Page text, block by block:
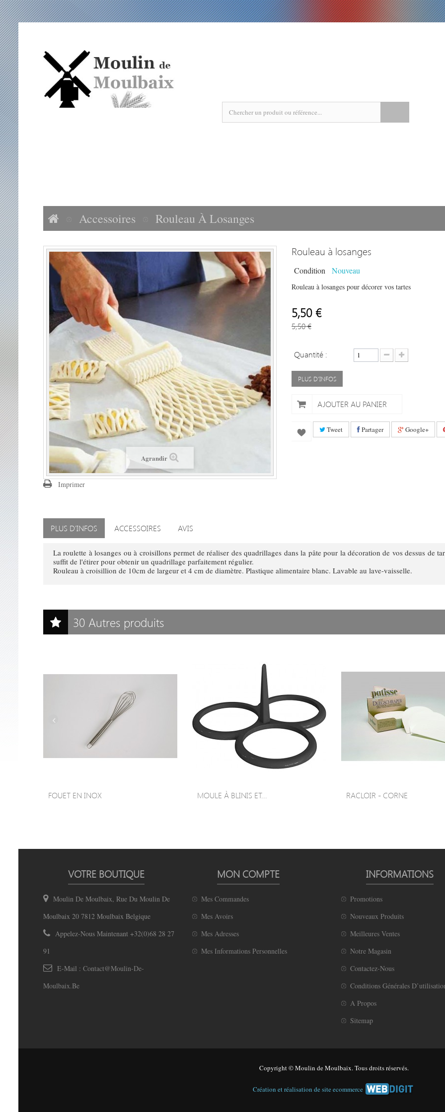
Accessoires Rouleau À Losanges
Agrandir
Imprimer
Rouleau à losanges
Condition Nouveau
Rouleau à losanges pour décorer vos tartes
5,50 €
5,50 €
Quantité :
PLUS D'INFOS
AJOUTER AU PANIER
Tweet Partager Google+
PLUS D'INFOS ACCESSOIRES AVIS
La roulette à losanges ou à croisillons permet de réaliser des quadrillages dans la pâte pour la décoration de vos dessus de
suffit de l'étirer pour obtenir un quadrillage parfaitement régulier.
Rouleau à croisillion de 10cm de largeur et 4 cm de diamètre. Plastique alimentaire blanc. Lavable au lave-vaisselle.
30 Autres produits
FOUET EN INOX MOULE À BLINIS ET... RACLOIR - CORNE
VOTRE BOUTIQUE
Moulin De Moulbaix, Rue Du Moulin De
Moulbaix 20 7812 Moulbaix Belgique
Appelez-Nous Maintenant +32(0)68 28 27
91
E-Mail : Contact@moulin-De-
Moulbaix.be
MON COMPTE
Mes Commandes
Mes Avoirs
Mes Adresses
Mes Informations Personnelles
INFORMATIONS
Promotions
Nouveaux Produits
Meilleures Ventes
Notre Magasin
Contactez-Nous
Conditions Générales
A Propos
Sitemap
Copyright © Moulin de Moulbaix. Tous droits réservés.
Création et réalisation de site ecommerce